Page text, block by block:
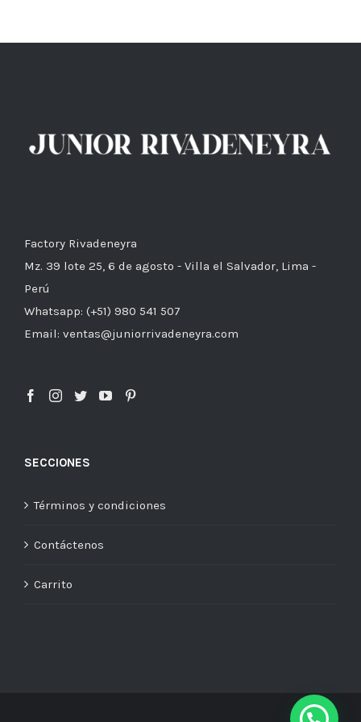
Factory Rivadeneyra
Mz. 39 lote 25, 6 de agosto - Villa el Salvador, Lima -
Perú
Whatsapp: (+51) 980 541 507
Email: ventas@juniorrivadeneyra.com
SECCIONES
Términos y condiciones
Contáctenos
Carrito